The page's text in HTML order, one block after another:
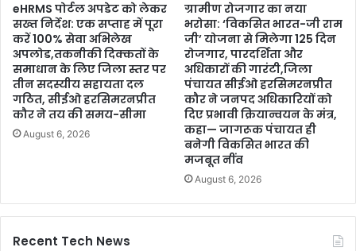
eHRMS पोर्टल अपडेट को लेकर
सख्त निर्देश: एक सप्ताह में पूरा
करें 100% सेवा अभिलेख
अपलोड,तकनीकी दिक्कतों के
समाधान के लिए जिला स्तर पर
तीन सदस्यीय सहायता दल
गठित, सीईओ हरसिमरनप्रीत
कौर ने तय की समय-सीमा
August 6, 2026
ग्रामीण रोजगार का नया
भरोसा: ‘विकसित भारत-जी राम
जी’ योजना से मिलेगा 125 दिन
रोजगार, पारदर्शिता और
अधिकारों की गारंटी,जिला
पंचायत सीईओ हरसिमरनप्रीत
कौर ने जनपद अधिकारियों को
दिए प्रभावी क्रियान्वयन के मंत्र,
कहा— जागरूक पंचायत ही
बनेगी विकसित भारत की
मजबूत नींव
August 6, 2026
Recent Tech News